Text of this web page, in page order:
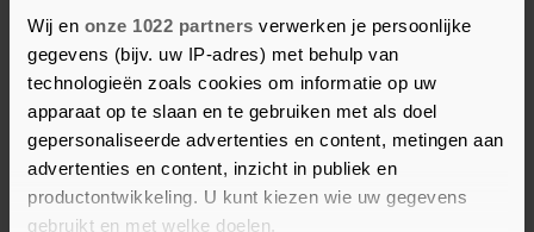
Wij en onze 1022 partners verwerken je persoonlijke
gegevens (bijv. uw IP-adres) met behulp van
technologieën zoals cookies om informatie op uw
apparaat op te slaan en te gebruiken met als doel
gepersonaliseerde advertenties en content, metingen aan
advertenties en content, inzicht in publiek en
productontwikkeling. U kunt kiezen wie uw gegevens
gebruikt en met welke doelen.